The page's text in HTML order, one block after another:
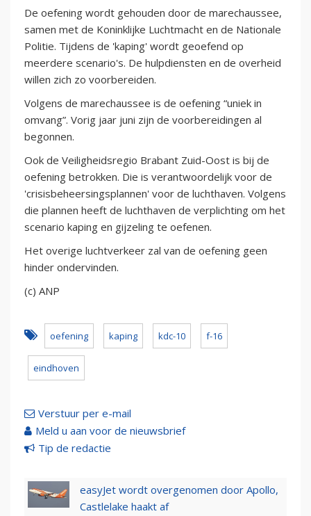
De oefening wordt gehouden door de marechaussee,
samen met de Koninklijke Luchtmacht en de Nationale
Politie. Tijdens de 'kaping' wordt geoefend op
meerdere scenario's. De hulpdiensten en de overheid
willen zich zo voorbereiden.
Volgens de marechaussee is de oefening “uniek in
omvang”. Vorig jaar juni zijn de voorbereidingen al
begonnen.
Ook de Veiligheidsregio Brabant Zuid-Oost is bij de
oefening betrokken. Die is verantwoordelijk voor de
'crisisbeheersingsplannen' voor de luchthaven. Volgens
die plannen heeft de luchthaven de verplichting om het
scenario kaping en gijzeling te oefenen.
Het overige luchtverkeer zal van de oefening geen
hinder ondervinden.
(c) ANP
oefening kaping kdc-10 f-16
eindhoven
Verstuur per e-mail
Meld u aan voor de nieuwsbrief
Tip de redactie
easyJet wordt overgenomen door Apollo,
Castlelake haakt af